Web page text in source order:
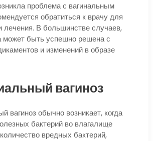
проблема с вагинальным
обратиться к врачу для
лечения. В большинстве случаев,
может быть успешно решена с
и изменений в образе
вагиноз
вагиноз обычно возникает, когда
бактерий во влагалище
вредных бактерий,